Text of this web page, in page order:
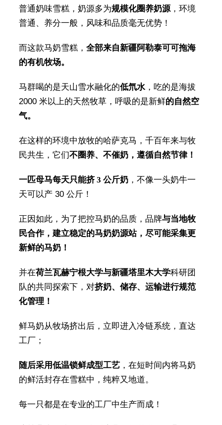
普通奶味雪糕，奶源多为规模化圈养奶源，环境
普通、养分一般，风味和品质毫无优势！
而这款马奶雪糕， 全部来自新疆阿勒泰可可拖海
的有机牧场。
马群喝的是天山雪水融化的低氘水，吃的是海拔
2000 米以上的天然牧草，呼吸的是新鲜的自然空
气。
在这样的环境中放牧的哈萨克马，千百年来与牧
民共生，它们不圈养、不催奶，遵循自然节律！
一匹母马每天只能挤 3 公斤奶，不像一头奶牛一
天可以产 30 公斤！
正因如此，为了把控马奶的品质，品牌与当地牧
民合作，建立稳定的马奶奶源站，尽可能采集更
新鲜的马奶！
并在荷兰瓦赫宁根大学与新疆塔里木大学科研团
队的共同探索下，对挤奶、储存、运输进行规范
化管理！
鲜马奶从牧场挤出后，立即进入冷链系统，直达
工厂；
随后采用低温锁鲜成型工艺，在短时间内将马奶
的鲜活封存在雪糕中，纯粹又地道。
每一只都是在专业的工厂中生产而成！